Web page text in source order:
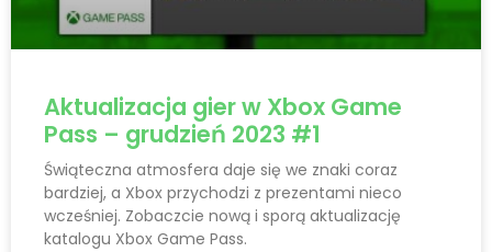
Aktualizacja gier w Xbox Game
Pass – grudzień 2023 #1
Świąteczna atmosfera daje się we znaki coraz
bardziej, a Xbox przychodzi z prezentami nieco
wcześniej. Zobaczcie nową i sporą aktualizację
katalogu Xbox Game Pass.